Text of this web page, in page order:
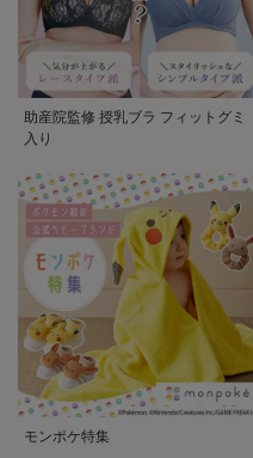
助産院監修 授乳ブラ フィットグミ
入り
モンポケ特集